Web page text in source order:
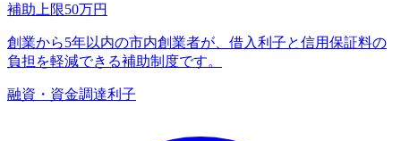
補助上限50万円
創業から5年以内の市内創業者が、借入利子と信用保証料の
負担を軽減できる補助制度です。
融資・資金調達利子